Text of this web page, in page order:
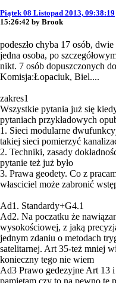
Piątek 08 Listopad 2013, 09:38:19
15:26:42 by Brook
podeszło chyba 17 osób,
jedna osoba, po
nikt. 7 osób dopuszczonych
Komisja:Łopaciuk, Biel....
zakres1
Wszystkie pytania już się
pytaniach przykładowych
1. Sieci modularne
takiej sieci pomierzyć
2. Techniki, zasady
pytanie też już było
3. Prawa geodety. Co z
własciciel może zabronić
Ad1. Standardy+G4.1
Ad2. Na poczatku że
wysokościowej, z jaką
jednym zdaniu o metodach
satelitarnej. Art 35-też mniej
konieczny tego nie wiem
Ad3 Prawo gedezyjne Art 13
pamiętam czy to na pewno te